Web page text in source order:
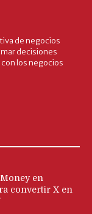
de negocios
decisiones
los negocios
en
convertir X en